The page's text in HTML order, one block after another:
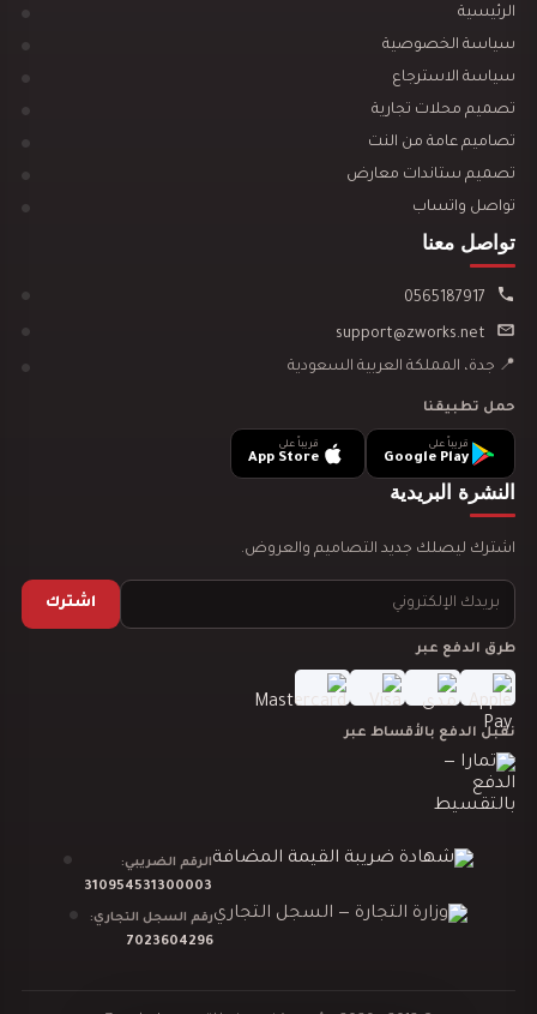
تصميم ديكور سينما منزلية
تصميم ديكور مدينة العاب مائية
تصميم ديكور نادي رياضي GYM
دراسة جدوى لمشروعك
الرئيسية
سياسة الخصوصية
سياسة الاسترجاع
تصميم محلات تجارية
تصاميم عامة من النت
تصميم ستاندات معارض
تواصل واتساب
تواصل معنا
📍 جدة، المملكة العربية السعودية
حمل تطبيقنا
قريباً على
Google Play
قريباً على
App Store
النشرة البريدية
اشترك ليصلك جديد التصاميم والعروض.
اشترك
طرق الدفع عبر
نقبل الدفع بالأقساط عبر
الرقم الضريبي:
310954531300003
رقم السجل التجاري:
7023604296